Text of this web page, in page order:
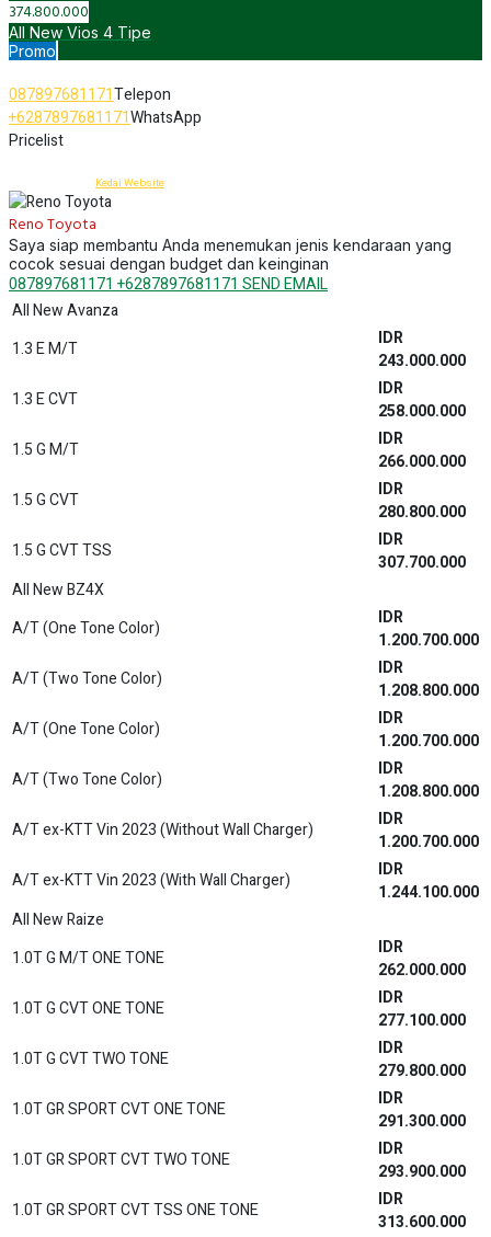
374.800.000
All New Vios 4 Tipe
Promo
087897681171Telepon
+6287897681171WhatsApp
Pricelist
Kedai Website
Reno Toyota
Saya siap membantu Anda menemukan jenis kendaraan yang
cocok sesuai dengan budget dan keinginan
087897681171+6287897681171SEND EMAIL
All New Avanza
1.3 E M/T
IDR
243.000.000
1.3 E CVT
IDR
258.000.000
1.5 G M/T
IDR
266.000.000
1.5 G CVT
IDR
280.800.000
1.5 G CVT TSS
IDR
307.700.000
All New BZ4X
A/T (One Tone Color)
IDR
1.200.700.000
A/T (Two Tone Color)
IDR
1.208.800.000
A/T (One Tone Color)
IDR
1.200.700.000
A/T (Two Tone Color)
IDR
1.208.800.000
A/T ex-KTT Vin 2023 (Without Wall Charger)
IDR
1.200.700.000
A/T ex-KTT Vin 2023 (With Wall Charger)
IDR
1.244.100.000
All New Raize
1.0T G M/T ONE TONE
IDR
262.000.000
1.0T G CVT ONE TONE
IDR
277.100.000
1.0T G CVT TWO TONE
IDR
279.800.000
1.0T GR SPORT CVT ONE TONE
IDR
291.300.000
1.0T GR SPORT CVT TWO TONE
IDR
293.900.000
1.0T GR SPORT CVT TSS ONE TONE
IDR
313.600.000